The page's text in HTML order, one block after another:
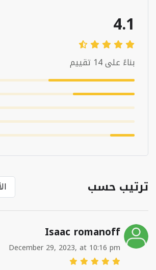
4.1
بناءً على 14 تقييم
ترتيب حسب
Isaac romanoff
December 29, 2023, at 10:16 pm